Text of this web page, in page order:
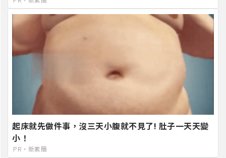
起床就先做件事，沒三天小腹就不見了! 肚子一天天變
小！
PR・新素簡